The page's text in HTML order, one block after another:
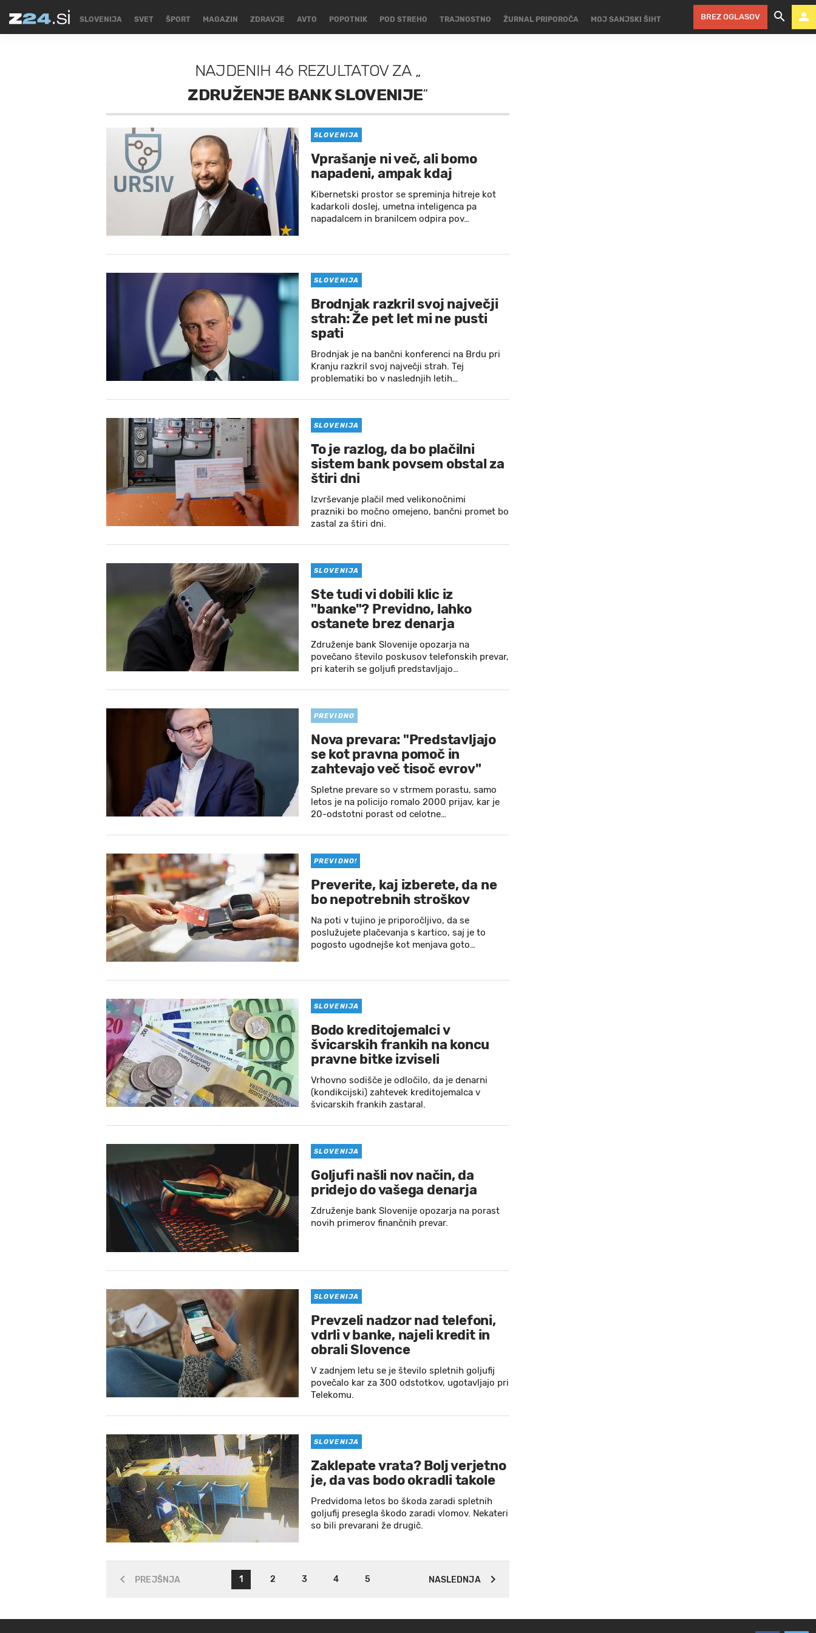
SLOVENIJA SVET ŠPORT MAGAZIN ZDRAVJE AVTO POPOTNIK POD STREHO TRAJNOSTNO ŽURNAL PRIPOROČA MOJ SANJSKI ŠIHT BREZ OGLASOV
NAJDENIH 46 REZULTATOVZA„
ZDRUŽENJE BANK SLOVENIJE”
SLOVENIJA
Vprašanje ni več, ali bomo
napadeni, ampak kdaj
Kibernetski prostor se spreminja hitreje kot
kadarkoli doslej, umetna inteligenca pa
napadalcem in branilcem odpira pov…
SLOVENIJA
Brodnjak razkril svoj največji
strah: Že pet let mi ne pusti
spati
Brodnjak je na bančni konferenci na Brdu pri
Kranju razkril svoj največji strah. Tej
problematiki bo v naslednjih letih…
SLOVENIJA
To je razlog, da bo plačilni
sistem bank povsem obstal za
štiri dni
Izvrševanje plačil med velikonočnimi
prazniki bo močno omejeno, bančni promet bo
zastal za štiri dni.
SLOVENIJA
Ste tudi vi dobili klic iz
"banke"? Previdno, lahko
ostanete brez denarja
Združenje bank Slovenije opozarja na
povečano število poskusov telefonskih prevar,
pri katerih se goljufi predstavljajo…
PREVIDNO
Nova prevara: "Predstavljajo
se kot pravna pomoč in
zahtevajo več tisoč evrov"
Spletne prevare so v strmem porastu, samo
letos je na policijo romalo 2000 prijav, kar je
20-odstotni porast od celotne…
PREVIDNO!
Preverite, kaj izberete, da ne
bo nepotrebnih stroškov
Na poti v tujino je priporočljivo, da se
poslužujete plačevanja s kartico, saj je to
pogosto ugodnejše kot menjava goto…
SLOVENIJA
Bodo kreditojemalci v
švicarskih frankih na koncu
pravne bitke izviseli
Vrhovno sodišče je odločilo, da je denarni
(kondikcijski) zahtevek kreditojemalca v
švicarskih frankih zastaral.
SLOVENIJA
Goljufi našli nov način, da
pridejo do vašega denarja
Združenje bank Slovenije opozarja na porast
novih primerov finančnih prevar.
SLOVENIJA
Prevzeli nadzor nad telefoni,
vdrli v banke, najeli kredit in
obrali Slovence
V zadnjem letu se je število spletnih goljufij
povečalo kar za 300 odstotkov, ugotavljajo pri
Telekomu.
SLOVENIJA
Zaklepate vrata? Bolj verjetno
je, da vas bodo okradli takole
Predvidoma letos bo škoda zaradi spletnih
goljufij presegla škodo zaradi vlomov. Nekateri
so bili prevarani že drugič.
PREJŠNJA 1 2 3 4 5 NASLEDNJA